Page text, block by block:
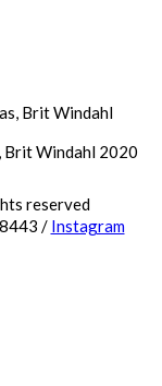
Brit Windahl 2020
reserved
/ Instagram